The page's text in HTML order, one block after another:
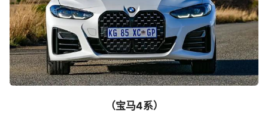
（宝马4系）